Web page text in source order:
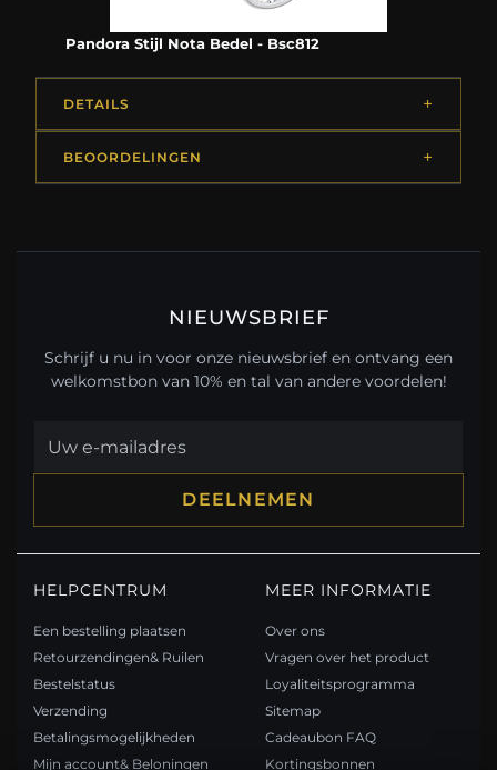
Pandora Stijl Nota Bedel - Bsc812
DETAILS
BEOORDELINGEN
NIEUWSBRIEF
Schrijf u nu in voor onze nieuwsbrief en ontvang een
welkomstbon van 10% en tal van andere voordelen!
DEELNEMEN
HELPCENTRUM
Een bestelling plaatsen
Retourzendingen& Ruilen
Bestelstatus
Verzending
Betalingsmogelijkheden
Mijn account& Beloningen
MEER INFORMATIE
Over ons
Vragen over het product
Loyaliteitsprogramma
Sitemap
Cadeaubon FAQ
Kortingsbonnen